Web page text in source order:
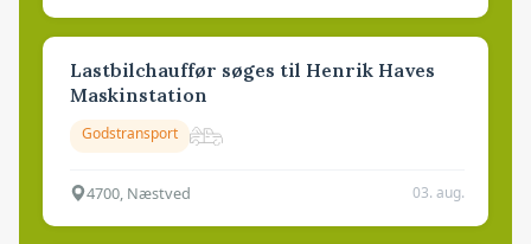
Lastbilchauffør søges til Henrik Haves
Maskinstation
Godstransport
4700, Næstved 03. aug.